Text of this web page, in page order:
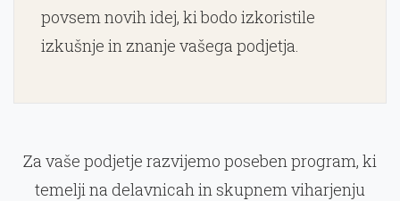
povsem novih idej, ki bodo izkoristile
izkušnje in znanje vašega podjetja.
Za vaše podjetje razvijemo poseben program, ki
temelji na delavnicah in skupnem viharjenju